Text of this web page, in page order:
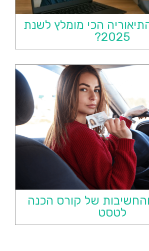
הכי מומלץ לשנת
2025?
והחשיבות של קורס הכנה
לטסט